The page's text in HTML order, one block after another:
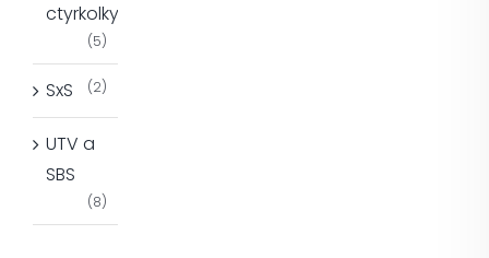
ctyrkolky
(5)
SxS (2)
UTV a
SBS
(8)